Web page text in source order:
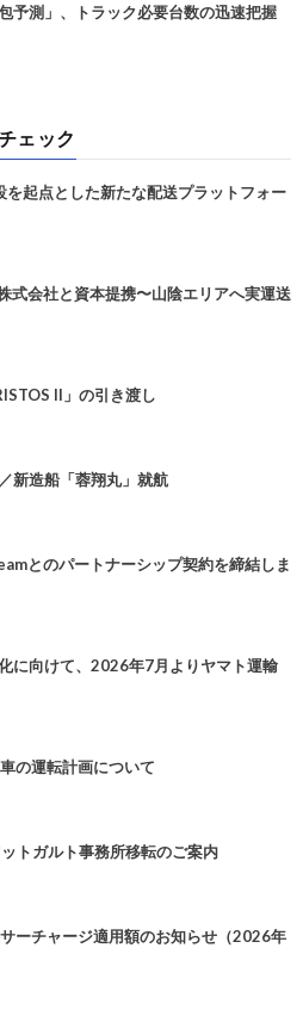
予測」、トラック必要台数の迅速把握
ェック
起点とした新たな配送プラットフォー
会社と資本提携〜山陰エリアへ実運送
II」の引き渡し
新造船「蓉翔丸」就航
とのパートナーシップ契約を締結しま
に向けて、2026年7月よりヤマト運輸
の運転計画について
トガルト事務所移転のご案内
ーチャージ適用額のお知らせ（2026年